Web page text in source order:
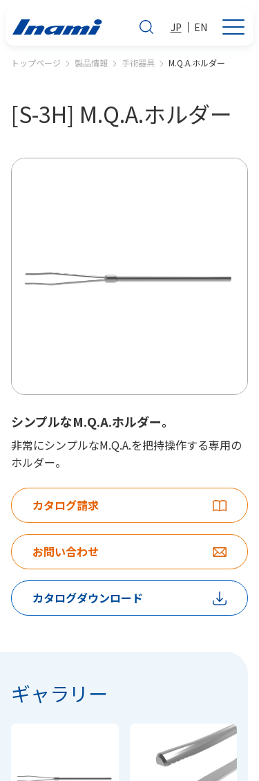
JP EN
トップページ 製品情報 手術器具 M.Q.A.ホルダー
[S-3H] M.Q.A.ホルダー
シンプルなM.Q.A.ホルダー。
非常にシンプルなM.Q.A.を把持操作する専用の
ホルダー。
カタログ請求
お問い合わせ
カタログダウンロード
ギャラリー